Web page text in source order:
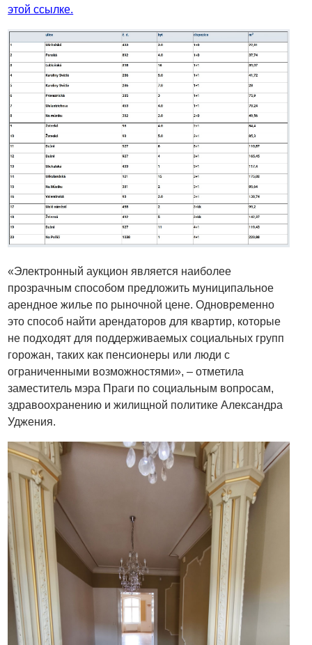
этой ссылке.
«Электронный аукцион является наиболее
прозрачным способом предложить муниципальное
арендное жилье по рыночной цене. Одновременно
это способ найти арендаторов для квартир, которые
не подходят для поддерживаемых социальных групп
горожан, таких как пенсионеры или люди с
ограниченными возможностями», – отметила
заместитель мэра Праги по социальным вопросам,
здравоохранению и жилищной политике Александра
Уджения.